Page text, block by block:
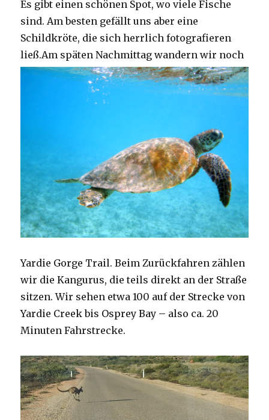
Es gibt einen schönen Spot, wo viele Fische
sind. Am besten gefällt uns aber eine
Schildkröte, die sich herrlich fotografieren
ließ.Am späten Nachmittag wandern wir noch
Yardie Gorge Trail. Beim Zurückfahren zählen
wir die Kangurus, die teils direkt an der Straße
sitzen. Wir sehen etwa 100 auf der Strecke von
Yardie Creek bis Osprey Bay – also ca. 20
Minuten Fahrstrecke.